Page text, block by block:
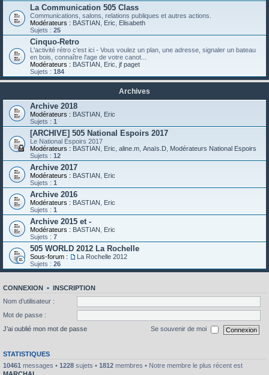
La Communication 505 Class
Communications, salons, relations publiques et autres actions.
Modérateurs : BASTIAN Eric
Elisabeth
Sujets : 25
Cinquo-Retro
L'activité rétro c'est ici - Vous voulez un plan, une adresse, signaler un bateau
en bois, connaître l'age de votre canot...
Modérateurs : BASTIAN Eric jf paget
Sujets : 184
Archives
Archive 2018
Modérateurs : BASTIAN
Eric
Sujets : 1
[ARCHIVE] 505 National Espoirs 2017
Le National Espoirs 2017
Modérateurs : BASTIAN Eric aline.m Anaïs.D Modérateurs National Espoirs
Sujets : 12
Archive 2017
Modérateurs : BASTIAN
Eric
Sujets : 1
Archive 2016
Modérateurs : BASTIAN
Eric
Sujets : 1
Archive 2015 et -
Modérateurs : BASTIAN
Eric
Sujets : 7
505 WORLD 2012 La Rochelle
Sous-forum :
La Rochelle 2012
Sujets : 26
CONNEXION • INSCRIPTION
Nom d’utilisateur :
Mot de passe :
J’ai oublié mon mot de passe
Se souvenir de moi
STATISTIQUES
10461 messages • 1228 sujets • 1812 membres • Notre membre le plus récent est